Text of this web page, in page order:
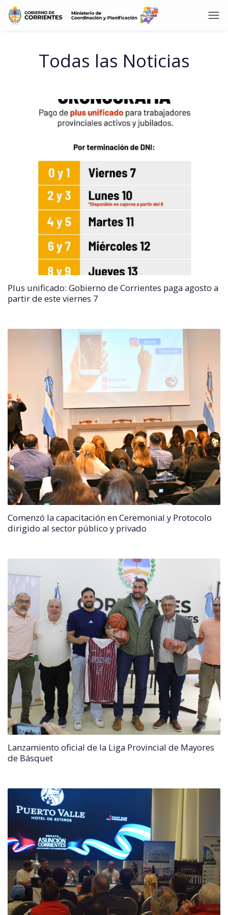
Todas las Noticias
Plus unificado: Gobierno de Corrientes paga agosto a
partir de este viernes 7
Comenzó la capacitación en Ceremonial y Protocolo
dirigido al sector público y privado
Lanzamiento oficial de la Liga Provincial de Mayores
de Básquet